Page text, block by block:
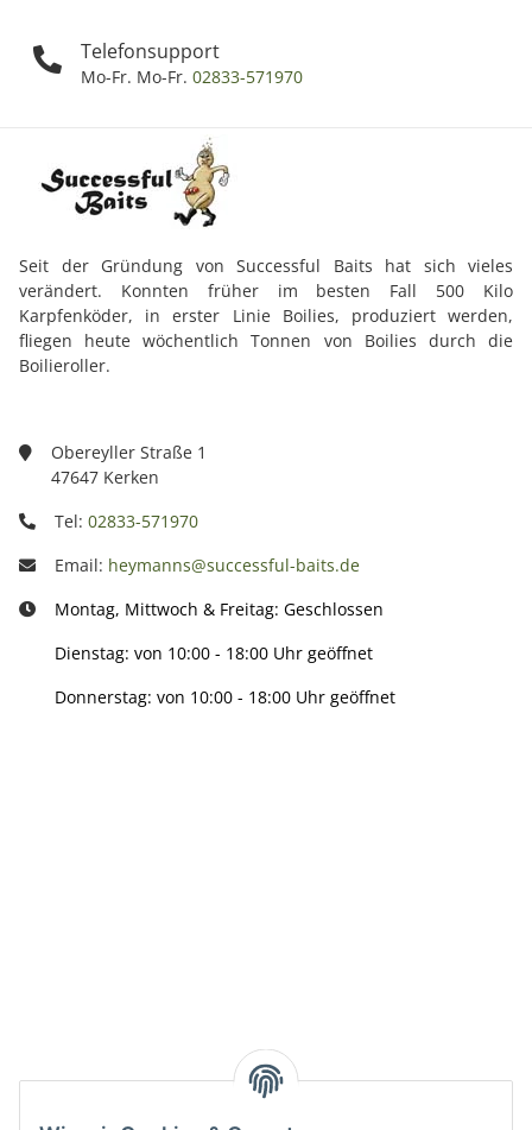
Telefonsupport
Mo-Fr. Mo-Fr. 02833-571970
Seit der Gründung von Successful Baits hat sich vieles
verändert. Konnten früher im besten Fall 500 Kilo
Karpfenköder, in erster Linie Boilies, produziert werden,
fliegen heute wöchentlich Tonnen von Boilies durch die
Boilieroller.
Obereyller Straße 1
47647 Kerken
Tel: 02833-571970
Email: heymanns@successful-baits.de
Montag, Mittwoch & Freitag: Geschlossen
Dienstag: von 10:00 - 18:00 Uhr geöffnet
Donnerstag: von 10:00 - 18:00 Uhr geöffnet